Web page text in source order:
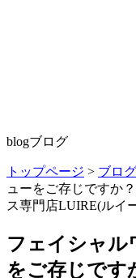
blogブログ
トップページ > ブログ
ューをご存じですか
ス専門店LUIRE(ルイ
フェイシャル
をご存じです